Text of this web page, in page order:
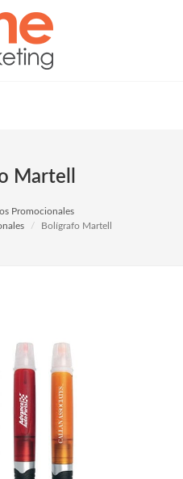
Martell
Promocionales
Bolígrafo Martell